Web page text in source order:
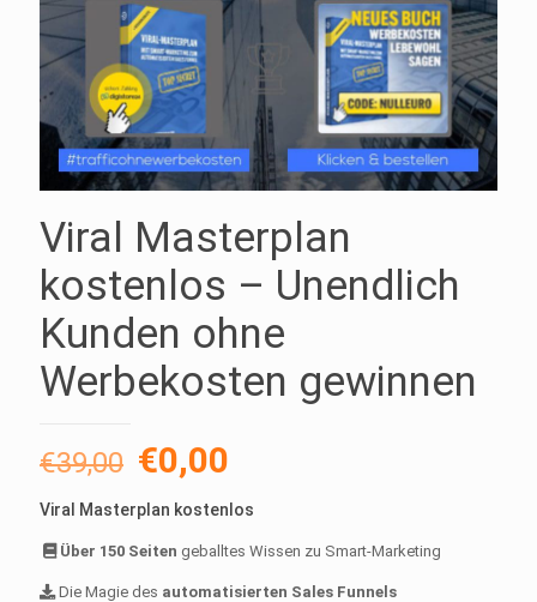
Viral Masterplan
kostenlos – Unendlich
Kunden ohne
Werbekosten gewinnen
€39,00 Ursprünglicher
Preis
war:
€39,00
€0,00
Preis
€0,00.
Viral Masterplan kostenlos
Über 150 Seiten geballtes Wissen zu Smart-Marketing
Die Magie des automatisierten Sales Funnels